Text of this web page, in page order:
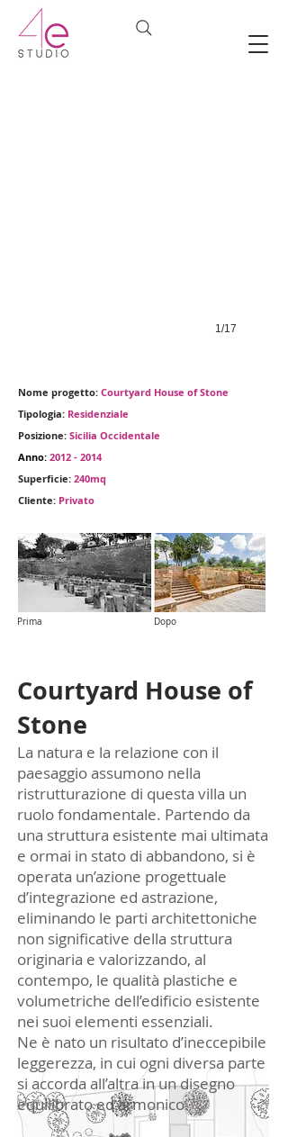
1/17
Nome progetto: Courtyard House of Stone
Tipologia: Residenziale
Posizione: Sicilia Occidentale
Anno: 2012 - 2014
Superficie: 240mq
Cliente: Privato
Prima Dopo
Courtyard House of
Stone
La natura e la relazione con il
paesaggio assumono nella
ristrutturazione di questa villa un
ruolo fondamentale. Partendo da
una struttura esistente mai ultimata
e ormai in stato di abbandono, si è
operata un’azione progettuale
d’integrazione ed astrazione,
eliminando le parti architettoniche
non significative della struttura
originaria e valorizzando, al
contempo, le qualità plastiche e
volumetriche dell’edificio esistente
nei suoi elementi essenziali.
Ne è nato un risultato d’ineccepibile
leggerezza, in cui ogni diversa parte
si accorda all’altra in un disegno
equilibrato ed armonico.